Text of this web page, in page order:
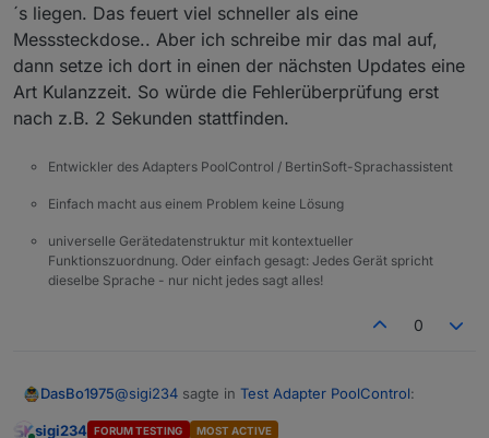
´s liegen. Das feuert viel schneller als eine
Messsteckdose.. Aber ich schreibe mir das mal auf,
dann setze ich dort in einen der nächsten Updates eine
Art Kulanzzeit. So würde die Fehlerüberprüfung erst
nach z.B. 2 Sekunden stattfinden.
Entwickler des Adapters PoolControl / BertinSoft-Sprachassistent
Einfach macht aus einem Problem keine Lösung
universelle Gerätedatenstruktur mit kontextueller
Funktionszuordnung. Oder einfach gesagt: Jedes Gerät spricht
dieselbe Sprache - nur nicht jedes sagt alles!
0
DasBo1975@sigi234 sagte in Test Adapter PoolControl:
sigi234 FORUM TESTING MOST ACTIVE